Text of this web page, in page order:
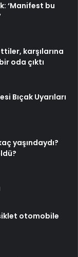
‘Manifest bu
karşılarına
oda çıktı
Bıçak Uyarıları
yaşındaydı?
otomobile